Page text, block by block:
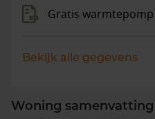
Gratis
Bekijk alle gegevens
Woning samenvatting